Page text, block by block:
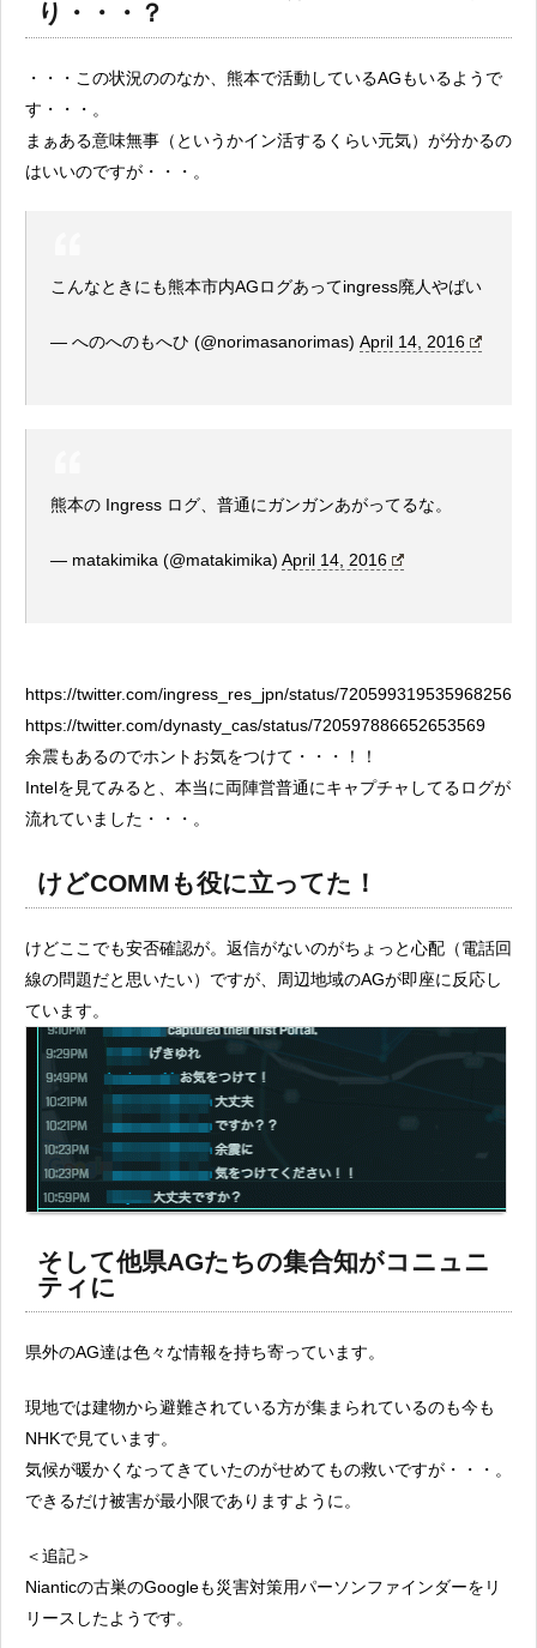
り・・・？
・・・この状況ののなか、熊本で活動しているAGもいるようで
す・・・。
まぁある意味無事（というかイン活するくらい元気）が分かるの
はいいのですが・・・。
こんなときにも熊本市内AGログあってingress廃人やばい
— へのへのもへひ (@norimasanorimas) April 14, 2016
熊本の Ingress ログ、普通にガンガンあがってるな。
— matakimika (@matakimika) April 14, 2016
https://twitter.com/ingress_res_jpn/status/720599319535968256
https://twitter.com/dynasty_cas/status/720597886652653569
余震もあるのでホントお気をつけて・・・！！
Intelを見てみると、本当に両陣営普通にキャプチャしてるログが
流れていました・・・。
けどCOMMも役に立ってた！
けどここでも安否確認が。返信がないのがちょっと心配（電話回
線の問題だと思いたい）ですが、周辺地域のAGが即座に反応し
ています。
そして他県AGたちの集合知がコニュニ
ティに
県外のAG達は色々な情報を持ち寄っています。
現地では建物から避難されている方が集まられているのも今も
NHKで見ています。
気候が暖かくなってきていたのがせめてもの救いですが・・・。
できるだけ被害が最小限でありますように。
＜追記＞
Nianticの古巣のGoogleも災害対策用パーソンファインダーをリ
リースしたようです。